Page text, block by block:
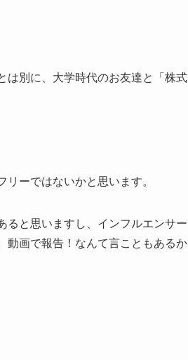
は別に、大学時代のお友達と「株式
ーではないかと思います。
ると思いますし、インフルエンサー
動画で報告！なんて言こともあるか